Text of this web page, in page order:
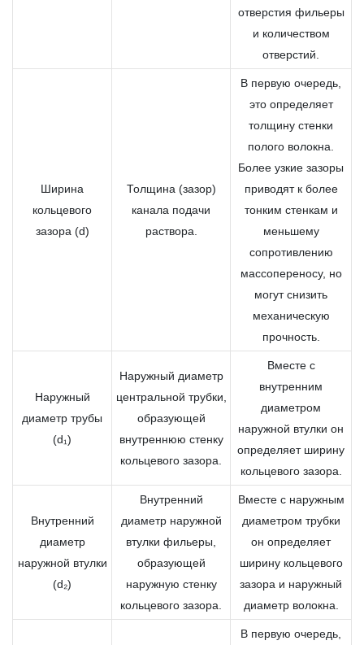
отверстия фильеры
и количеством
отверстий.
Ширина
кольцевого
зазора (d)
Толщина (зазор)
канала подачи
раствора.
В первую очередь,
это определяет
толщину стенки
полого волокна.
Более узкие зазоры
приводят к более
тонким стенкам и
меньшему
сопротивлению
массопереносу, но
могут снизить
механическую
прочность.
Наружный
диаметр трубы
(d₁)
Наружный диаметр
центральной трубки,
образующей
внутреннюю стенку
кольцевого зазора.
Вместе с
внутренним
диаметром
наружной втулки он
определяет ширину
кольцевого зазора.
Внутренний
диаметр
наружной втулки
(d₂)
Внутренний
диаметр наружной
втулки фильеры,
образующей
наружную стенку
кольцевого зазора.
Вместе с наружным
диаметром трубки
он определяет
ширину кольцевого
зазора и наружный
диаметр волокна.
В первую очередь,